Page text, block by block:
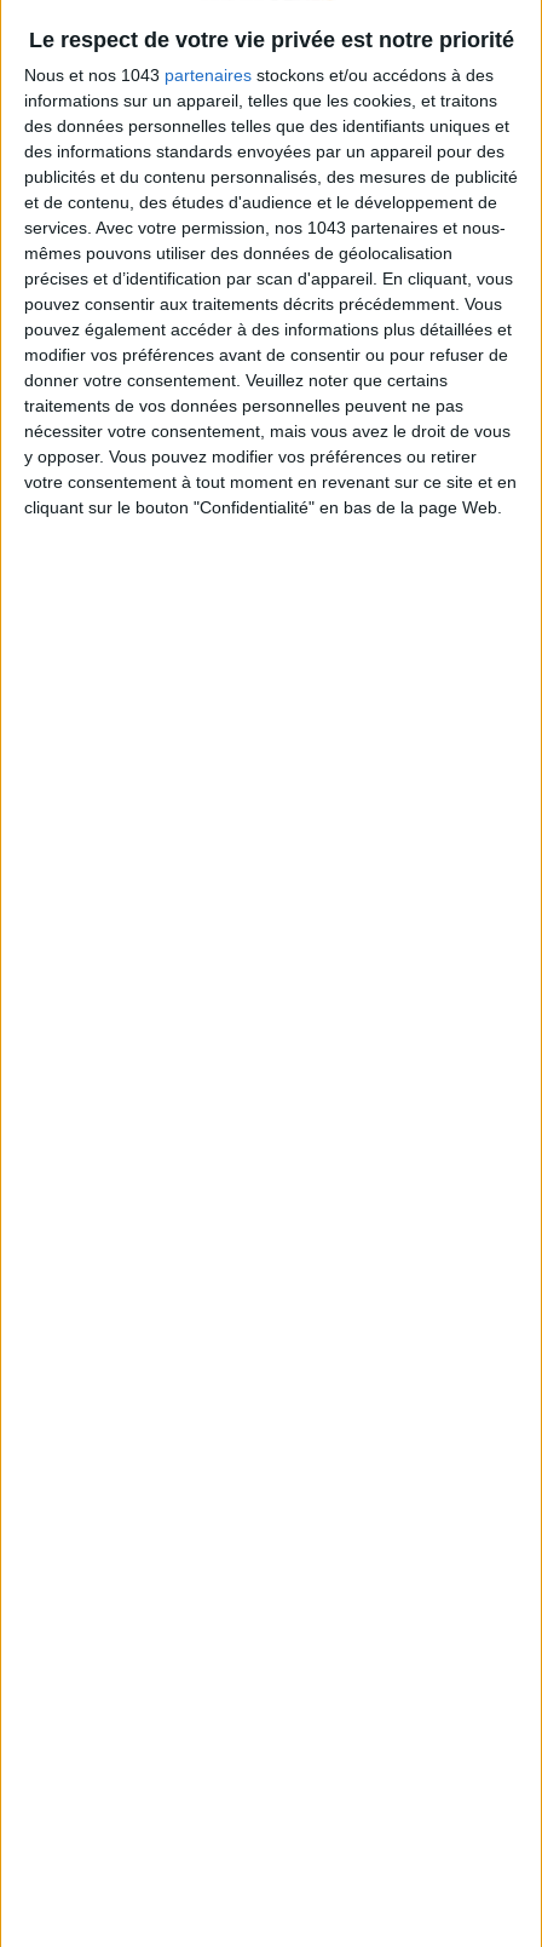
Le respect de votre vie privée est notre priorité
Nous et nos 1043 partenaires stockons et/ou accédons à des
informations sur un appareil, telles que les cookies, et traitons
des données personnelles telles que des identifiants uniques et
des informations standards envoyées par un appareil pour des
publicités et du contenu personnalisés, des mesures de publicité
et de contenu, des études d'audience et le développement de
services. Avec votre permission, nos 1043 partenaires et nous-
mêmes pouvons utiliser des données de géolocalisation
précises et d’identification par scan d'appareil. En cliquant, vous
pouvez consentir aux traitements décrits précédemment. Vous
pouvez également accéder à des informations plus détaillées et
modifier vos préférences avant de consentir ou pour refuser de
donner votre consentement. Veuillez noter que certains
traitements de vos données personnelles peuvent ne pas
nécessiter votre consentement, mais vous avez le droit de vous
y opposer. Vous pouvez modifier vos préférences ou retirer
votre consentement à tout moment en revenant sur ce site et en
cliquant sur le bouton "Confidentialité" en bas de la page Web.
LES EXPOS À RATTRAPER À TOUT PRIX CET ÉTÉ
LES SACS D’ÉTÉ QUI DONNENT LE TON DE LA SAISON